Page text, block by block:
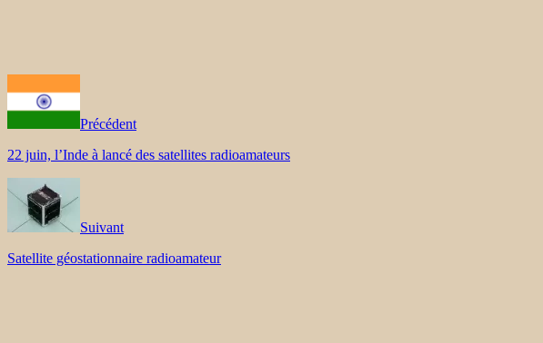
Précédent
22 juin, l’Inde à lancé des satellites radioamateurs
Suivant
Satellite géostationnaire radioamateur